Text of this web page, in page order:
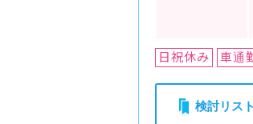
日祝休み 車通
検討リス